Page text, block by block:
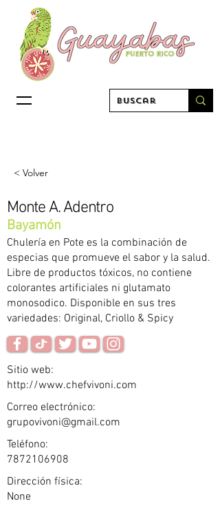
< Volver
Monte A. Adentro
Bayamón
Chulería en Pote es la combinación de
especias que promueve el sabor y la salud.
Libre de productos tóxicos, no contiene
colorantes artificiales ni glutamato
monosodico. Disponible en sus tres
variedades: Original, Criollo & Spicy
Sitio web:
http://www.chefvivoni.com
Correo electrónico:
grupovivoni@gmail.com
Teléfono:
7872106908
Dirección física:
None